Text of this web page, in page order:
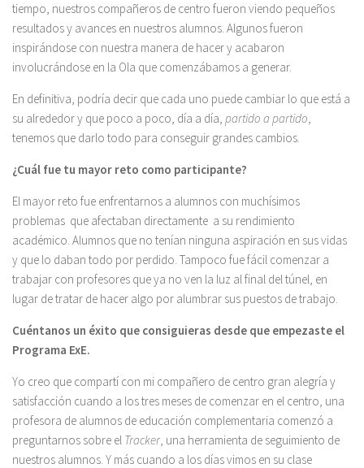
tiempo, nuestros compañeros de centro fueron viendo pequeños
resultados y avances en nuestros alumnos. Algunos fueron
inspirándose con nuestra manera de hacer y acabaron
involucrándose en la Ola que comenzábamos a generar.
En definitiva, podría decir que cada uno puede cambiar lo que está a
su alrededor y que poco a poco, día a día, partido a partido,
tenemos que darlo todo para conseguir grandes cambios.
¿Cuál fue tu mayor reto como participante?
El mayor reto fue enfrentarnos a alumnos con muchísimos
problemas que afectaban directamente a su rendimiento
académico. Alumnos que no tenían ninguna aspiración en sus vidas
y que lo daban todo por perdido. Tampoco fue fácil comenzar a
trabajar con profesores que ya no ven la luz al final del túnel, en
lugar de tratar de hacer algo por alumbrar sus puestos de trabajo.
Cuéntanos un éxito que consiguieras desde que empezaste el
Programa ExE.
Yo creo que compartí con mi compañero de centro gran alegría y
satisfacción cuando a los tres meses de comenzar en el centro, una
profesora de alumnos de educación complementaria comenzó a
preguntarnos sobre el Tracker, una herramienta de seguimiento de
nuestros alumnos. Y más cuando a los días vimos en su clase